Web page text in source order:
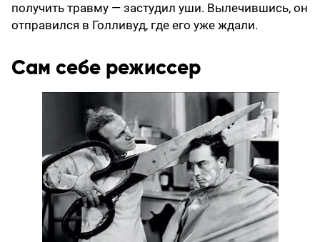
получить травму — застудил уши. Вылечившись, он
отправился в Голливуд, где его уже ждали.
Сам себе режиссер